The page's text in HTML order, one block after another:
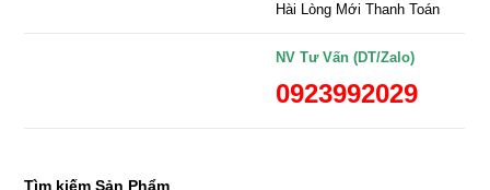
Hài Lòng Mới Thanh Toán
NV Tư Vấn (DT/Zalo)
0923992029
Tìm kiếm Sản Phẩm